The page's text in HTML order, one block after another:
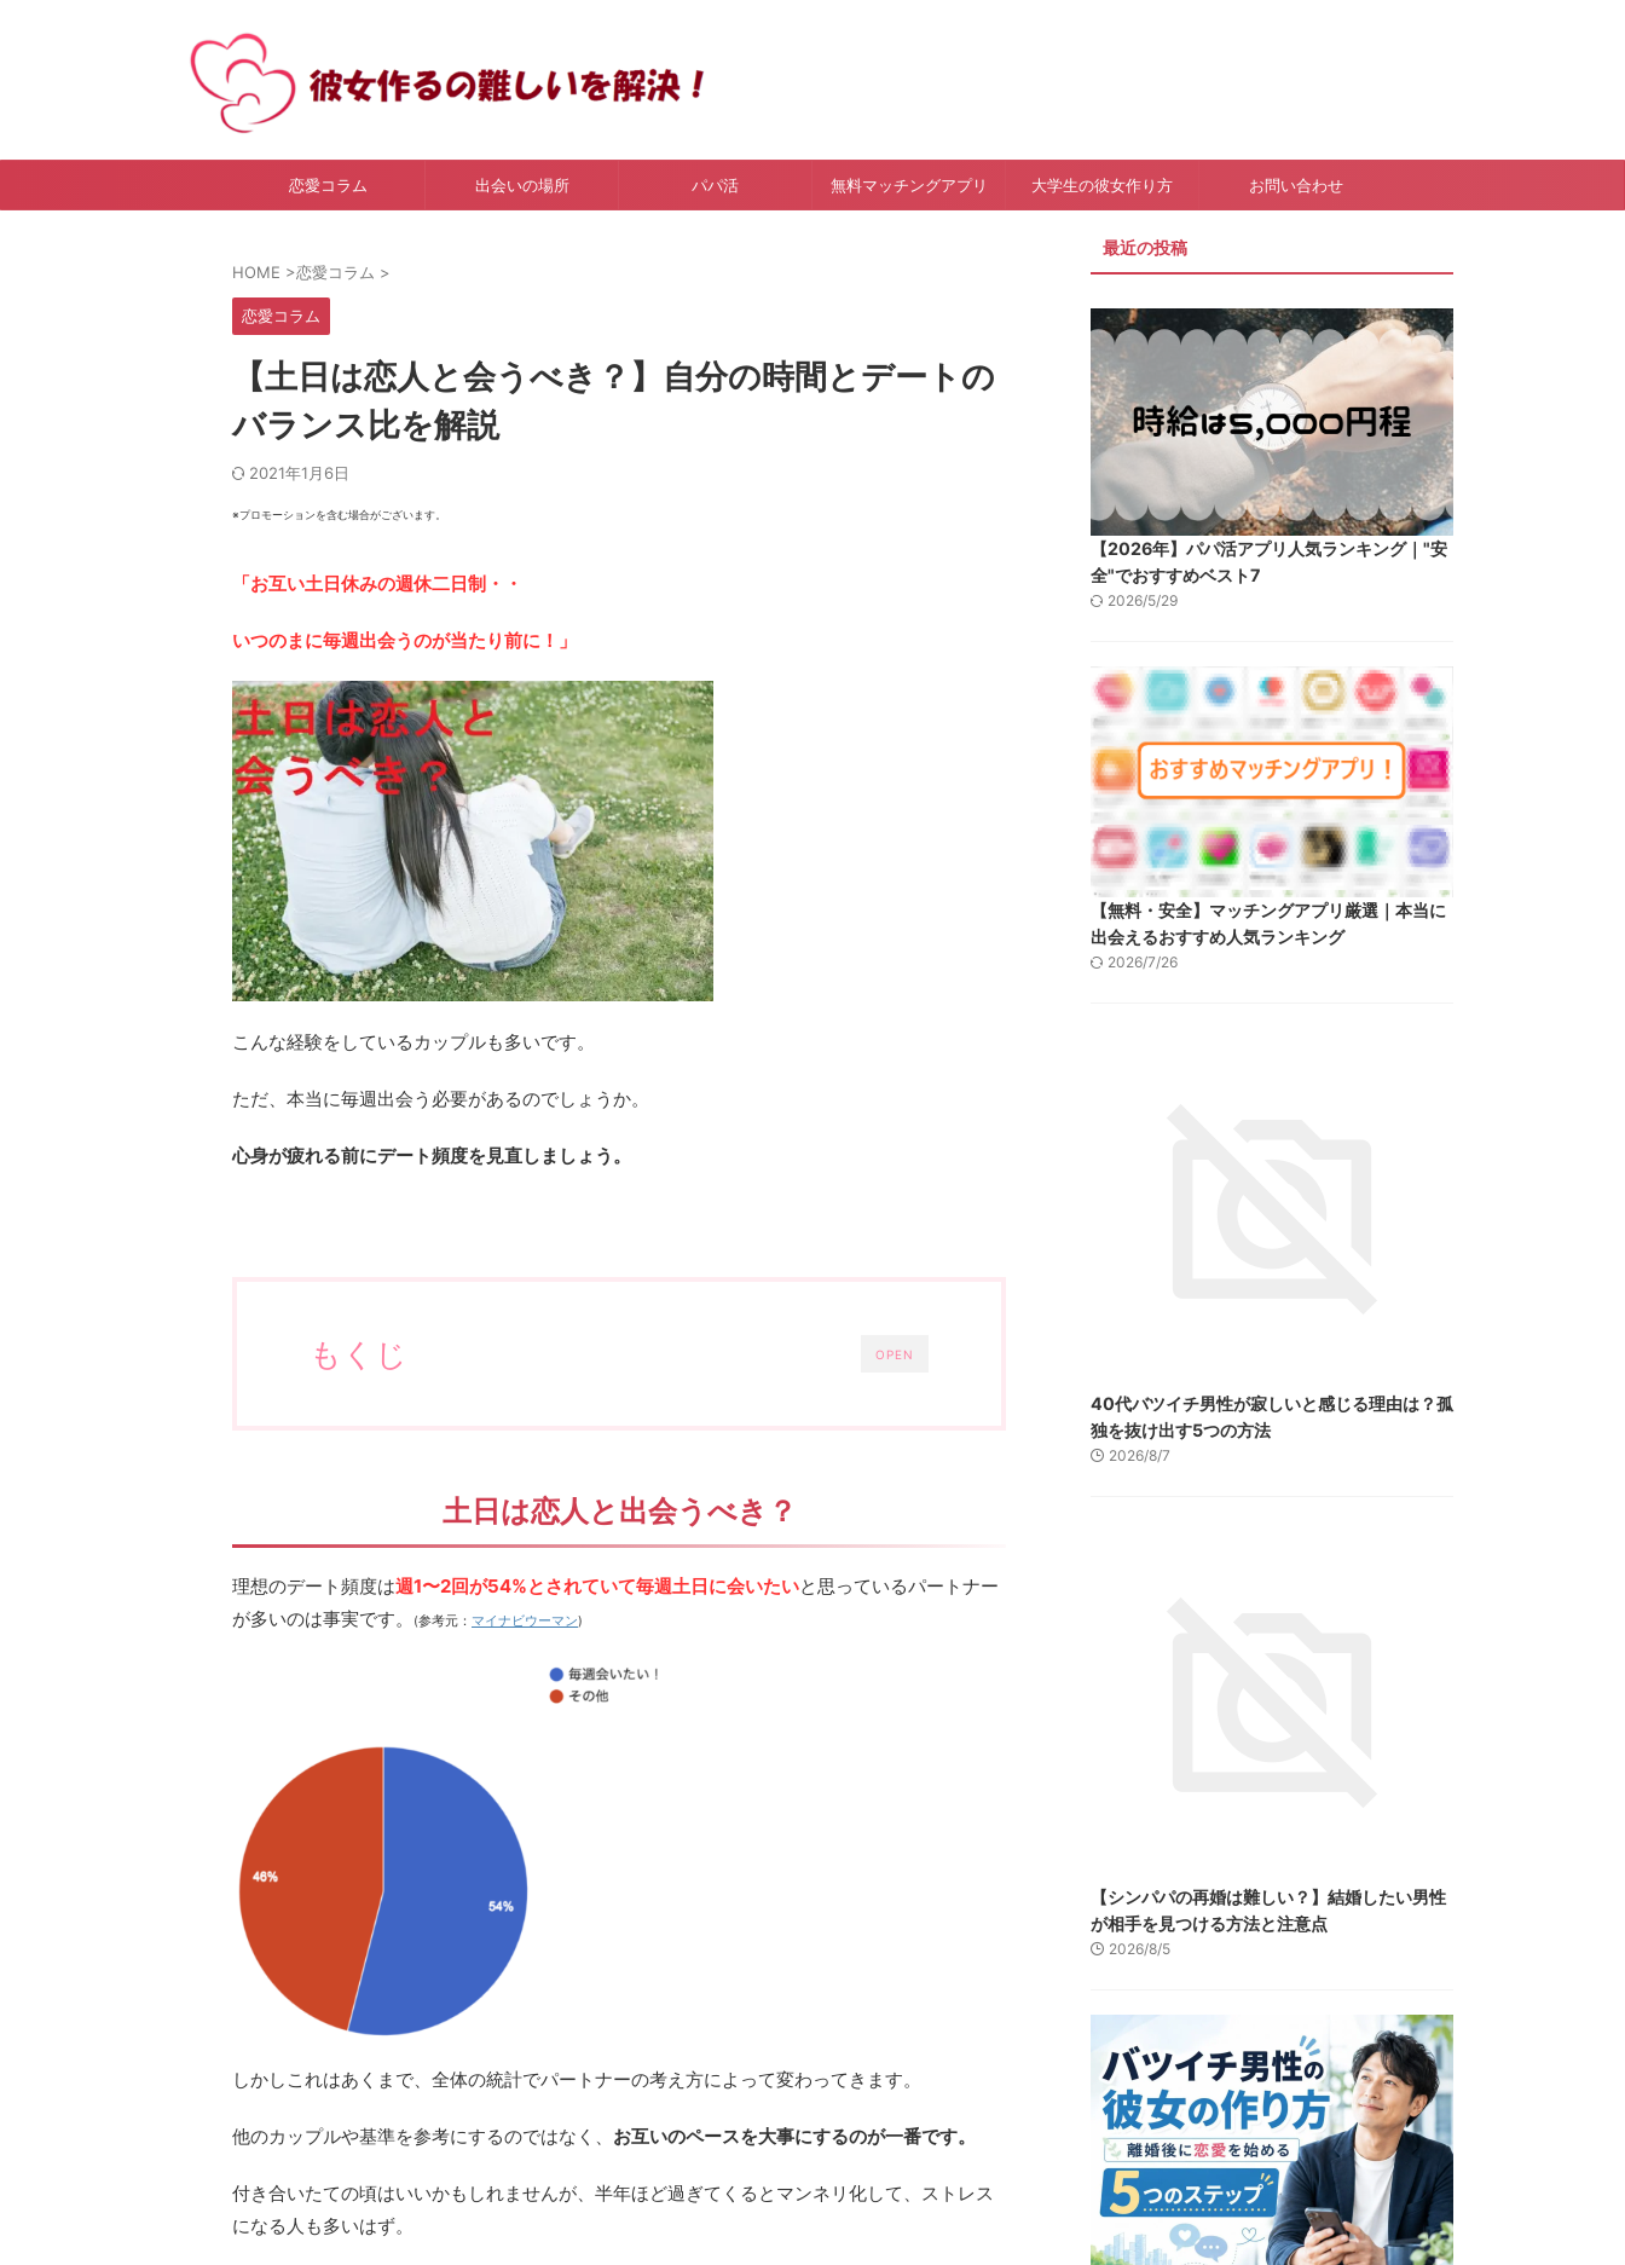
恋愛コラム 出会いの場所 パパ活 無料マッチングアプリ 大学生の彼女作り方 お問い合わせ
HOME >恋愛コラム >
恋愛コラム
【土日は恋人と会うべき？】自分の時間とデートの
バランス比を解説
2021年1月6日
※プロモーションを含む場合がございます。
「お互い土日休みの週休二日制・・
いつのまに毎週出会うのが当たり前に！」
こんな経験をしているカップルも多いです。
ただ、本当に毎週出会う必要があるのでしょうか。
心身が疲れる前にデート頻度を見直しましょう。
OPEN
もくじ
土日は恋人と出会うべき？
理想のデート頻度は週1〜2回が54%とされていて毎週土日に会いたいと思っているパートナー
が多いのは事実です。
(参考元： マイナビウーマン)
しかしこれはあくまで、全体の統計でパートナーの考え方によって変わってきます。
他のカップルや基準を参考にするのではなく、 お互いのペースを大事にするのが一番です。
付き合いたての頃はいいかもしれませんが、半年ほど過ぎてくるとマンネリ化して、ストレス
になる人も多いはず。
最近の投稿
【2026年】パパ活アプリ人気ランキング｜"安
全"でおすすめベスト7
2026/5/29
【無料・安全】マッチングアプリ厳選｜本当に
出会えるおすすめ人気ランキング
2026/7/26
40代バツイチ男性が寂しいと感じる理由は？孤
独を抜け出す5つの方法
2026/8/7
【シンパパの再婚は難しい？】結婚したい男性
が相手を見つける方法と注意点
2026/8/5